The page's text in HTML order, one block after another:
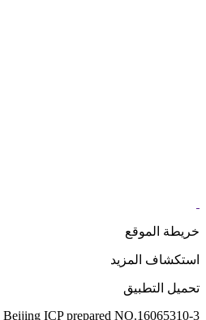
خريطة الموقع
استكشاف المزيد
تحميل التطبيق
ICP prepared NO.16065310-3